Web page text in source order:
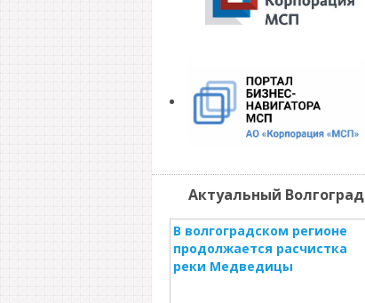
Актуальный Волгоград
В волгоградском регионе
продолжается расчистка
реки Медведицы